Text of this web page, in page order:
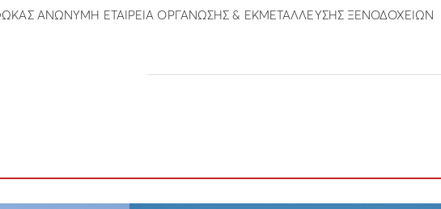
ΑΝΩΝΥΜΗ ΕΤΑΙΡΕΙΑ ΟΡΓΑΝΩΣΗΣ & ΕΚΜΕΤΑΛΛΕΥΣΗΣ ΞΕΝΟΔΟΧΕΙΩΝ